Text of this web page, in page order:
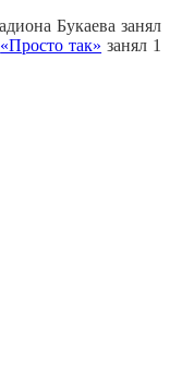
Букаева занял
«Просто так» занял 1